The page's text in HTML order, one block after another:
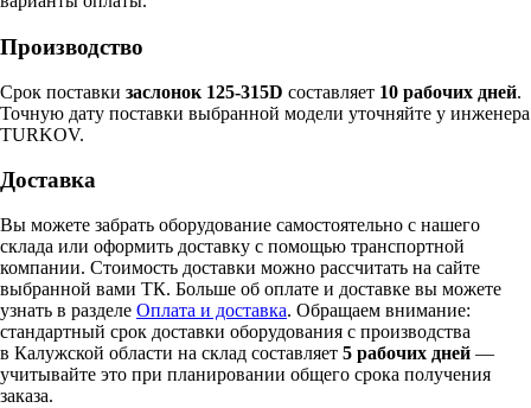
Производство
Срок поставки заслонок 125-315D составляет 10 рабочих дней.
Точную дату поставки выбранной модели уточняйте у инженера
TURKOV.
Доставка
Вы можете забрать оборудование самостоятельно с нашего
склада или оформить доставку с помощью транспортной
компании. Стоимость доставки можно рассчитать на сайте
выбранной вами ТК. Больше об оплате и доставке вы можете
узнать в разделе Оплата и доставка. Обращаем внимание:
стандартный срок доставки оборудования с производства
в Калужской области на склад составляет 5 рабочих дней —
учитывайте это при планировании общего срока получения
заказа.